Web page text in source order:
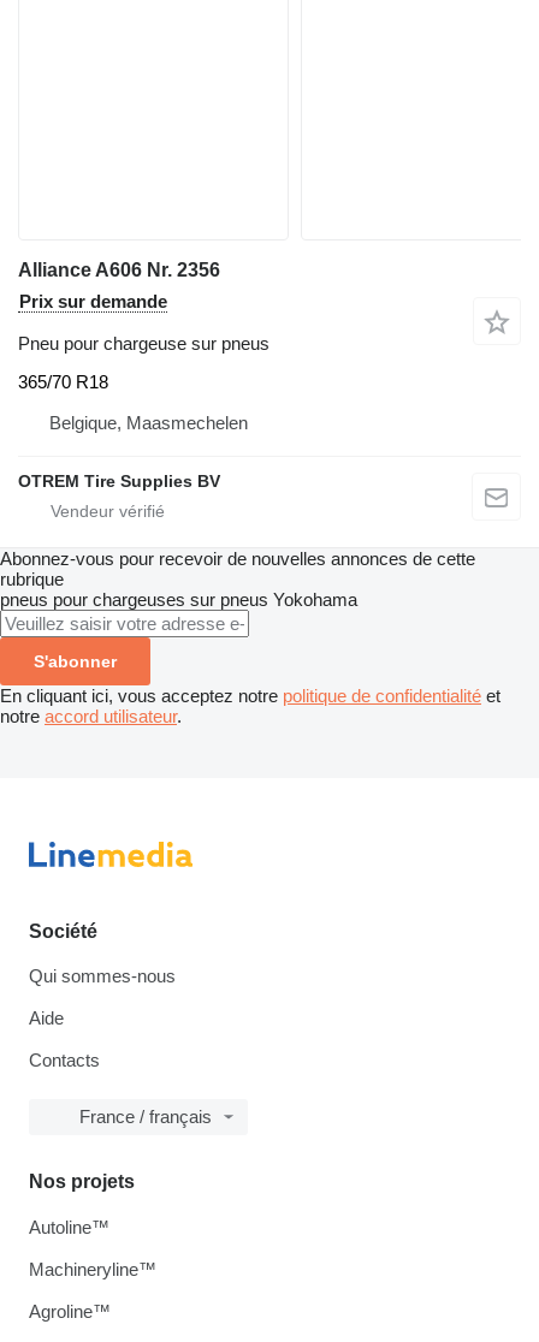
Alliance A606 Nr. 2356
Prix sur demande
Pneu pour chargeuse sur pneus
365/70 R18
Belgique, Maasmechelen
OTREM Tire Supplies BV
Abonnez-vous pour recevoir de nouvelles annonces de cette
rubrique
pneus pour chargeuses sur pneus Yokohama
S'abonner
En cliquant ici, vous acceptez notre politique de confidentialité et
notre accord utilisateur.
Société
Qui sommes-nous
Aide
Contacts
France / français
Nos projets
Autoline™
Machineryline™
Agroline™